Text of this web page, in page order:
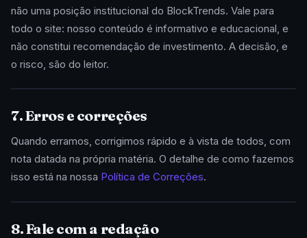
não uma posição institucional do BlockTrends. Vale para
todo o site: nosso conteúdo é informativo e educacional, e
não constitui recomendação de investimento. A decisão, e
o risco, são do leitor.
7. Erros e correções
Quando erramos, corrigimos rápido e à vista de todos, com
nota datada na própria matéria. O detalhe de como fazemos
isso está na nossa Política de Correções.
8. Fale com a redação